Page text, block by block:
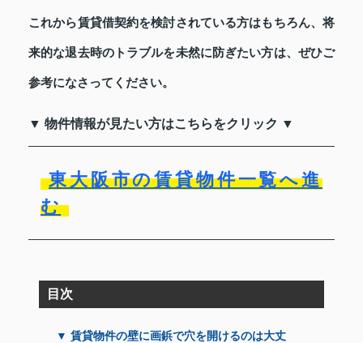
これから賃貸借契約を検討されている方はもちろん、将
来的な退去時のトラブルを未然に防ぎたい方は、ぜひご
参考になさってください。
▼ 物件情報が見たい方はこちらをクリック ▼
東大阪市の賃貸物件一覧へ進
む
目次
▼ 賃貸物件の壁に画鋲で穴を開けるのは大丈